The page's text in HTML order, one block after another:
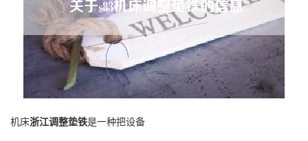
机床浙江调整垫铁是一种把设备